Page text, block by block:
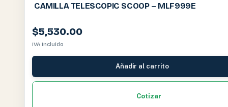
CAMILLA TELESCOPIC SCOOP – MLF999E
$5,530.00
IVA Incluido
Añadir al carrito
Cotizar